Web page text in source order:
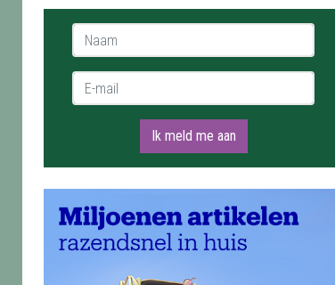
Naam *
E-mail *
Ik meld me aan